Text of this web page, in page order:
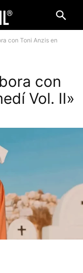
con Toni Anzis en
con
Vol. II»